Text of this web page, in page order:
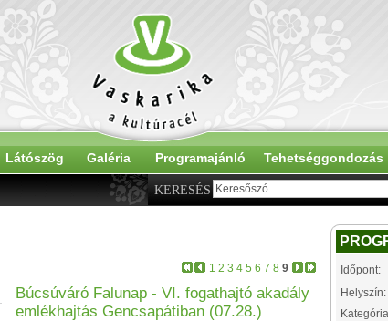
Látószög Galéria Programajánló Tehetséggondozás
KERESÉS
1 2 3 4 5 6 7 8 9
Búcsúváró Falunap - VI. fogathajtó akadály
emlékhajtás Gencsapátiban (07.28.)
Időpont:
Helyszín: